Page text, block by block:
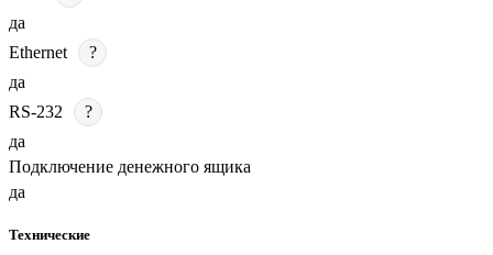
да
Ethernet
?
да
RS-232
?
да
Подключение денежного ящика
да
Технические